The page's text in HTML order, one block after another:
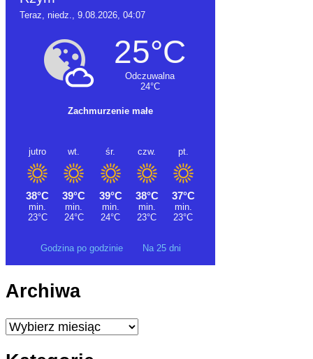
Godzina po godzinie Na 25 dni
Archiwa
Archiwa